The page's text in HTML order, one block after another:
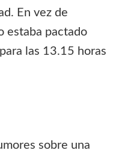
En vez de
estaba pactado
las 13.15 horas
sobre una